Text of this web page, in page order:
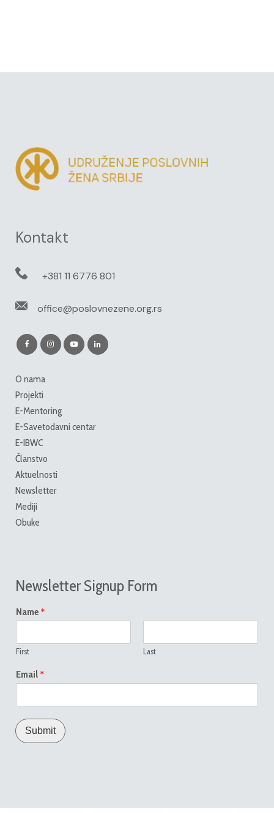
Kontakt
+381 11 6776 801
office@poslovnezene.org.rs
O nama
Projekti
E-Mentoring
E-Savetodavni centar
E-IBWC
Članstvo
Aktuelnosti
Newsletter
Mediji
Obuke
Newsletter Signup Form
Name *
First Last
Email *
Submit